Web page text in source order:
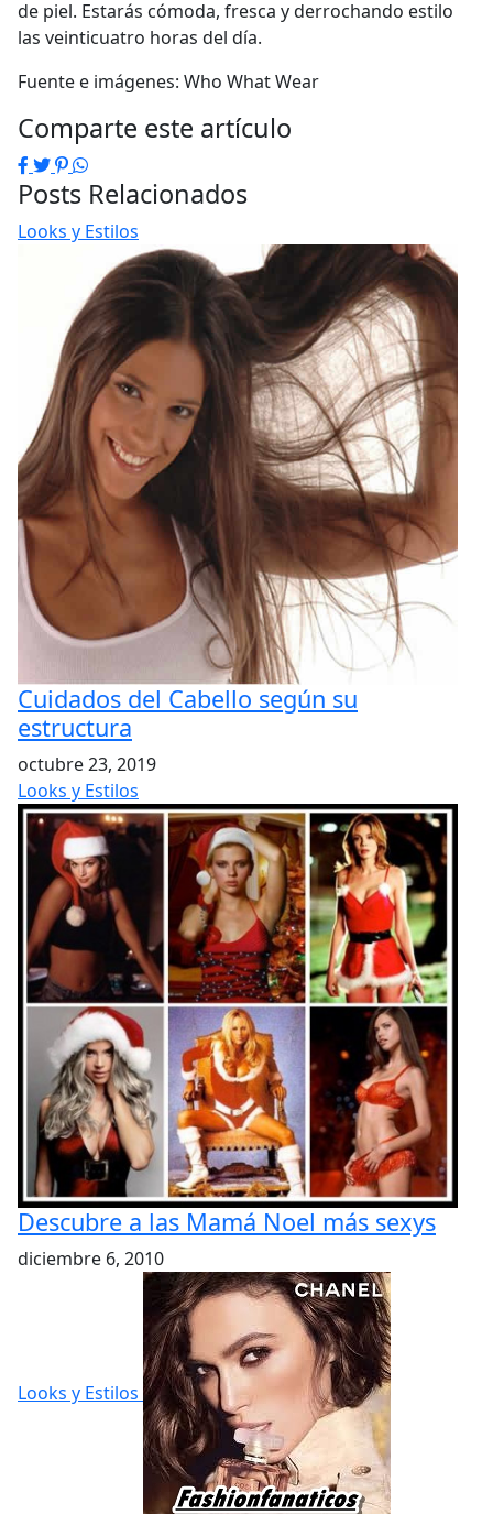
de piel. Estarás cómoda, fresca y derrochando estilo
las veinticuatro horas del día.
Fuente e imágenes: Who What Wear
Comparte este artículo
Facebook
Twitter
Pinterest
WhatsApp
Posts Relacionados
Looks y Estilos
Cuidados del Cabello según su
estructura
octubre 23, 2019
Looks y Estilos
Descubre a las Mamá Noel más sexys
diciembre 6, 2010
Looks y Estilos